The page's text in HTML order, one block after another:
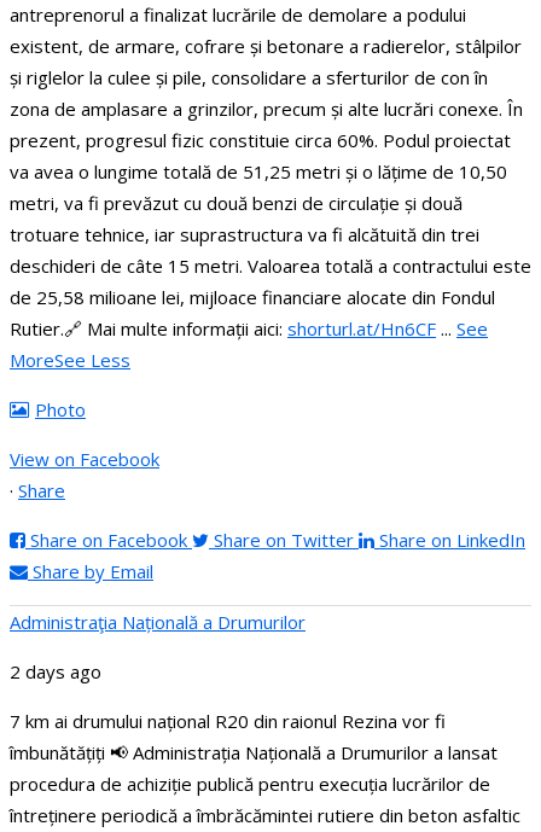
antreprenorul a finalizat lucrările de demolare a podului
existent, de armare, cofrare și betonare a radierelor, stâlpilor
și riglelor la culee și pile, consolidare a sferturilor de con în
zona de amplasare a grinzilor, precum și alte lucrări conexe. În
prezent, progresul fizic constituie circa 60%. Podul proiectat
va avea o lungime totală de 51,25 metri și o lățime de 10,50
metri, va fi prevăzut cu două benzi de circulație și două
trotuare tehnice, iar suprastructura va fi alcătuită din trei
deschideri de câte 15 metri. Valoarea totală a contractului este
de 25,58 milioane lei, mijloace financiare alocate din Fondul
Rutier.🔗 Mai multe informații aici: shorturl.at/Hn6CF ... See
MoreSee Less
Photo
View on Facebook
· Share
Share on Facebook Share on Twitter
Share on LinkedIn
Share by Email
Administraţia Națională a Drumurilor
2 days ago
7 km ai drumului național R20 din raionul Rezina vor fi
îmbunătățiți 📢 Administrația Națională a Drumurilor a lansat
procedura de achiziție publică pentru execuția lucrărilor de
întreținere periodică a îmbrăcămintei rutiere din beton asfaltic